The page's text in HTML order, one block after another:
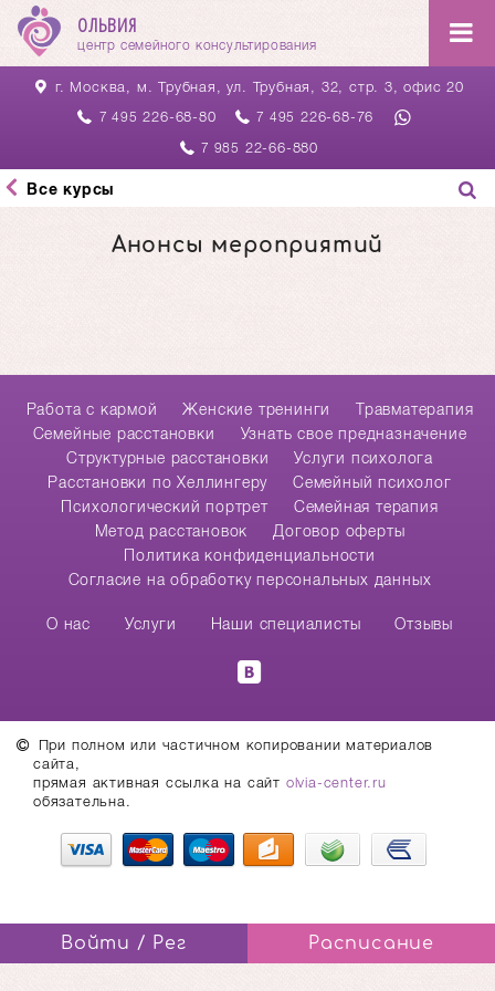
ОЛЬВИЯ
центр семейного консультирования
г. Москва, м. Трубная, ул. Трубная, 32, стр. 3, офис 20
7 495 226-68-80 7 495 226-68-76
7 985 22-66-880
Все курсы
Анонсы мероприятий
Работа с кармой Женские тренинги
Травматерапия
Cемейные расстановки
Узнать свое предназначение
Структурные расстановки
Услуги психолога
Расстановки по Хеллингеру
Семейный психолог
Психологический портрет
Семейная терапия
Метод расстановок
Договор оферты
Политика конфиденциальности
Согласие на обработку персональных данных
О нас Услуги Наши специалисты Отзывы
При полном или частичном копировании материалов
сайта,
прямая активная ссылка на сайт olvia-center.ru
обязательна.
Войти / Рег Расписание